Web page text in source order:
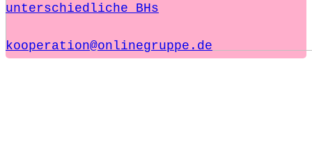
unterschiedliche BHs
kooperation@onlinegruppe.de